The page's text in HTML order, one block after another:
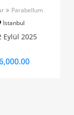
Parabellum
İstanbul
Eylül 2025